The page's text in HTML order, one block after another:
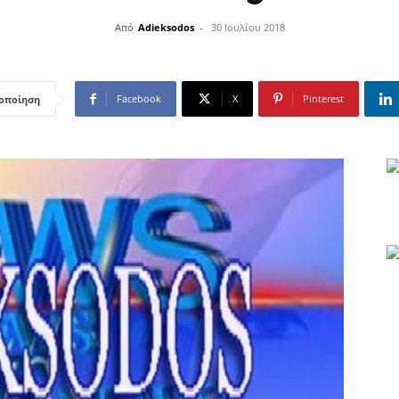
Από Adieksodos - 30 Ιουλίου 2018
Facebook X Pinterest